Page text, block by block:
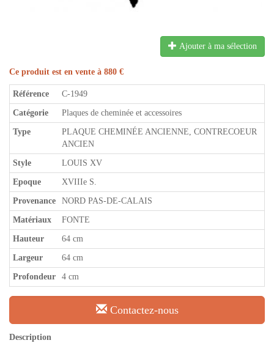
Ajouter à ma sélection
Ce produit est en vente à 880 €
Référence C-1949
Catégorie Plaques de cheminée et accessoires
Type
PLAQUE CHEMINÉE ANCIENNE, CONTRECOEUR
ANCIEN
Style LOUIS XV
Epoque XVIIIe S.
Provenance NORD PAS-DE-CALAIS
Matériaux FONTE
Hauteur 64 cm
Largeur 64 cm
Profondeur 4 cm
Contactez-nous
Description